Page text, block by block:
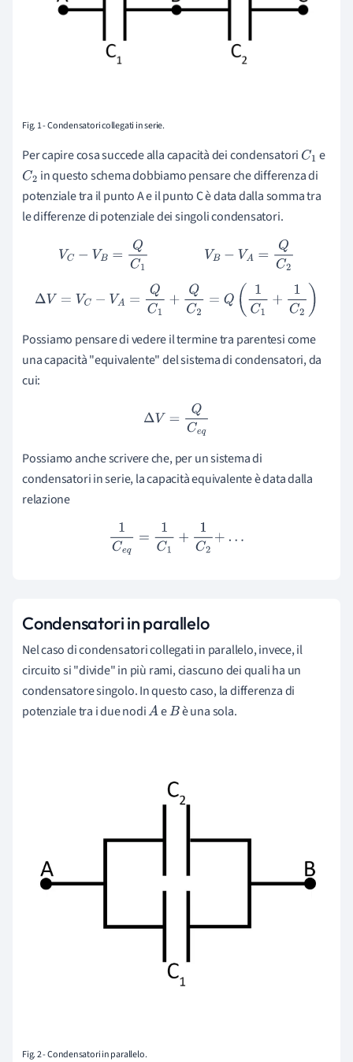
Fig. 1 - Condensatori collegati in serie.
Per capire cosa succede alla capacità dei condensatori C1 e
C2 in questo schema dobbiamo pensare che differenza di
potenziale tra il punto A e il punto C è data dalla somma tra
le differenze di potenziale dei singoli condensatori.
V C−VB A=Q C2
Δ VC− VA QC + C2= Q(1 C1 +1 2)
Possiamo pensare di vedere il termine tra parentesi come
una capacità "equivalente" del sistema di condensatori, da
cui:
ΔV =Q Ceq
Possiamo anche scrivere che, per un sistema di
condensatori in serie, la capacità equivalente è data dalla
relazione
1 Ce q=1C 1+1C2+...
Condensatori in parallelo
Nel caso di condensatori collegati in parallelo, invece, il
circuito si "divide" in più rami, ciascuno dei quali ha un
condensatore singolo. In questo caso, la differenza di
potenziale tra i due nodiA eB è una sola.
Fig. 2 - Condensatori in parallelo.